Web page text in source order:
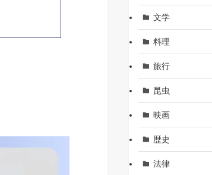
文学
料理
旅行
昆虫
映画
歴史
法律